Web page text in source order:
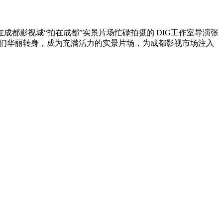
都影视城“拍在成都”实景片场忙碌拍摄的 DIG工作室导演张
华丽转身，成为充满活力的实景片场，为成都影视市场注入